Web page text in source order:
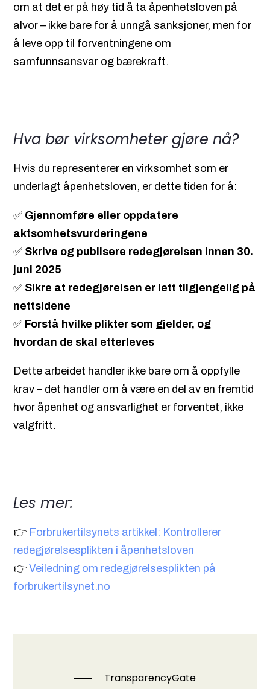
om at det er på høy tid å ta åpenhetsloven på
alvor – ikke bare for å unngå sanksjoner, men for
å leve opp til forventningene om
samfunnsansvar og bærekraft.
Hva bør virksomheter gjøre nå?
Hvis du representerer en virksomhet som er
underlagt åpenhetsloven, er dette tiden for å:
✅ Gjennomføre eller oppdatere
aktsomhetsvurderingene
✅ Skrive og publisere redegjørelsen innen 30.
juni 2025
✅ Sikre at redegjørelsen er lett tilgjengelig på
nettsidene
✅ Forstå hvilke plikter som gjelder, og
hvordan de skal etterleves
Dette arbeidet handler ikke bare om å oppfylle
krav – det handler om å være en del av en fremtid
hvor åpenhet og ansvarlighet er forventet, ikke
valgfritt.
Les mer:
👉 Forbrukertilsynets artikkel: Kontrollerer
redegjørelsesplikten i åpenhetsloven
👉Veiledning om redegjørelsesplikten på
forbrukertilsynet.no
TransparencyGate